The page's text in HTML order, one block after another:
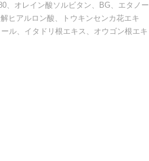
、オレイン酸ソルビタン、BG、エタノー
ヒアルロン酸、トウキンセンカ花エキ
ル、イタドリ根エキス、オウゴン根エキ